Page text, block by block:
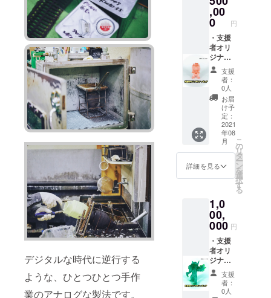
デジタルな時代に逆行する
ような、ひとつひとつ手作
業のアナログな製法です。
ギュア1
体 (塗装
有り) ・
お礼の
手紙
シカル
ナ工房
オリジ
ナルT
シャ
ツ
※ご希望
のサイ
ズをお
選び下
さい。
・ソフ
ビ神社
への中
芳名 ※
支援時
に必ず
備考欄
名前を
御記入
下さ
い。 ・
お礼の
手紙
,00
0 円
・支援
者オリ
ジナル
フィ
ギュア
(7セン
チ)50体
※塗装な
し ・博
物館5年
間パス2
枚 (
有効期
限は博
物館
年間と
なりま
す) ・ソ
フビ神
社への
大芳名
※支援時
に必ず
備考欄
にご希
支援
者：
0人
お届
け予
定：
2021
年08
月
詳細を見る
こ
の
リ
タ
ー
ン
を
選
択
す
る
1,0
00,
000 円
・支援
者オリ
ジナル
フィ
ギュア
(13セン
支援
者：
0人